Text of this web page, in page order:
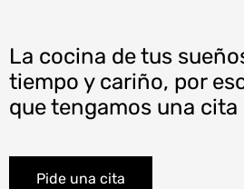
La cocina de tus
tiempo y cariño, por
que tengamos una cita
Pide una cita